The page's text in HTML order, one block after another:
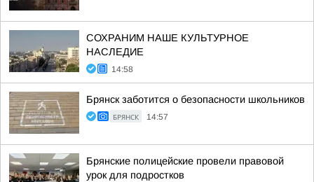
СОХРАНИМ НАШЕ КУЛЬТУРНОЕ
НАСЛЕДИЕ
14:58
Брянск заботится о безопасности школьников
БРЯНСК 14:57
Брянские полицейские провели правовой
урок для подростков